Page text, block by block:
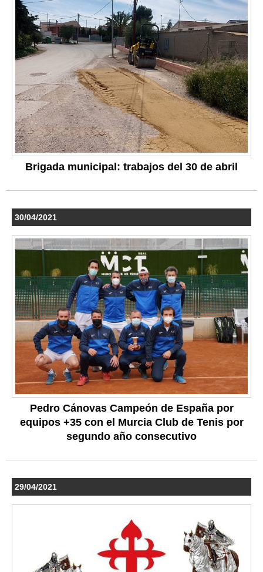
Brigada municipal: trabajos del 30 de abril
30/04/2021
Pedro Cánovas Campeón de España por
equipos +35 con el Murcia Club de Tenis por
segundo año consecutivo
29/04/2021